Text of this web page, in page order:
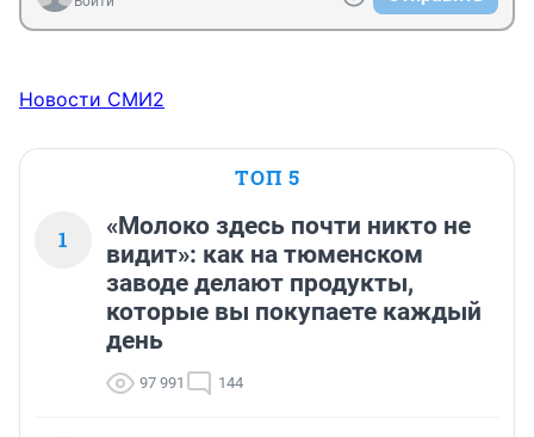
Новости СМИ2
ТОП 5
1
«Молоко здесь почти никто не
видит»: как на тюменском
заводе делают продукты,
которые вы покупаете каждый
день
97 991 144